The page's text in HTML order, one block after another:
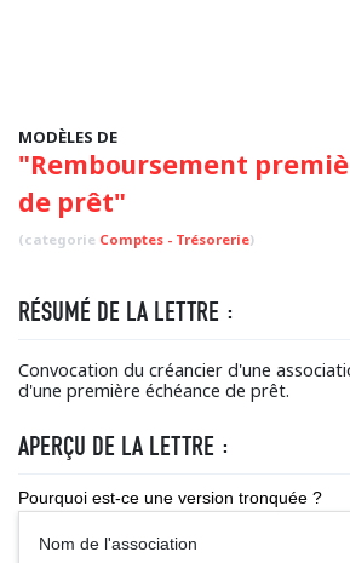
MODÈLES DE
"Remboursement
de prêt"
(categorie Comptes - Trésorerie)
RÉSUMÉ DE LA LETTRE :
Convocation du créancier d'une
d'une première échéance de prêt.
APERÇU DE LA LETTRE :
Pourquoi est-ce une version tronquée ?
Nom de